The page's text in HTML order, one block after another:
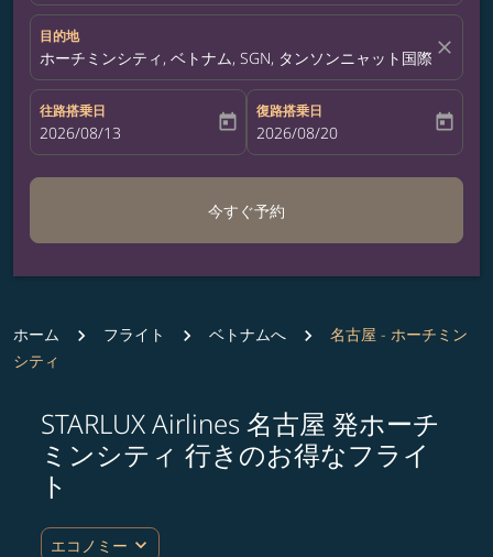
目的地
ホーチミンシティ, ベトナム, SGN, タンソンニャット国際空港
close
往路搭乗日
fc-booking-departure-date-aria-label
2026/08/13 today
復路搭乗日
fc-booking-return-date-aria-label
2026/08/20 today
今すぐ予約
ホーム フライト ベトナムへ
名古屋 - ホーチミン
シティ
STARLUX Airlines 名古屋 発ホーチ
ミンシティ 行きのお得なフライ
ト
エコノミー expand_more
ルート (出発地および/または目的地) を更新するか、以